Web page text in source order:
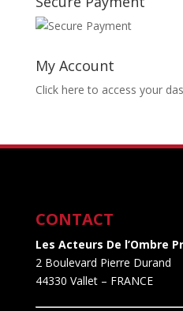
My Account
Click here to access your
CONTACT
Les Acteurs De l’Ombre
2 Boulevard Pierre Durand
44330 Vallet– FRANCE